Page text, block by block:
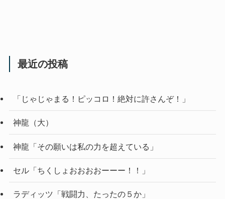
最近の投稿
「じゃじゃまる！ピッコロ！絶対に許さんぞ！」
神龍（大）
神龍「その願いは私の力を超えている」
セル「ちくしょおおおおーーー！！」
ラディッツ「戦闘力、たったの５か」